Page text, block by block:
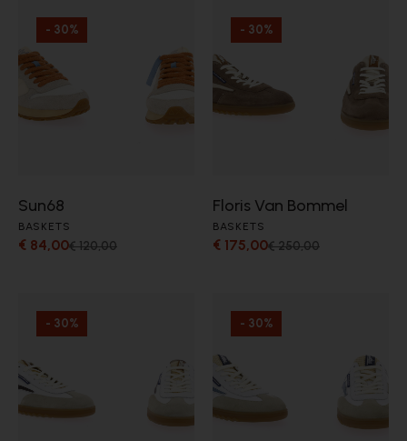
- 30%
Sun68
BASKETS
€ 84,00€ 120,00
- 30%
Floris Van Bommel
BASKETS
€ 175,00€ 250,00
- 30% - 30%